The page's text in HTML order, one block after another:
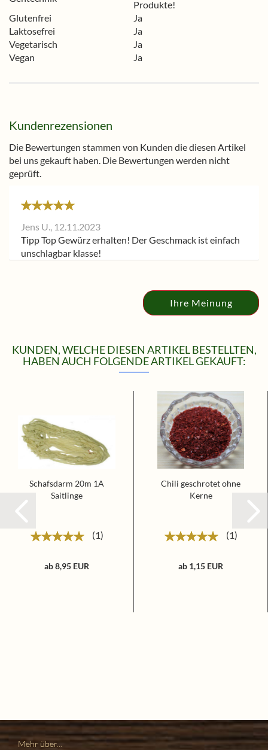
Produkte!
Glutenfrei
Ja
Laktosefrei
Ja
Vegetarisch
Ja
Vegan
Ja
Kundenrezensionen
Die Bewertungen stammen von Kunden die diesen Artikel
bei uns gekauft haben. Die Bewertungen werden nicht
geprüft.
Jens U., 12.11.2023
Tipp Top Gewürz erhalten! Der Geschmack ist einfach
unschlagbar klasse!
Ihre Meinung
KUNDEN, WELCHE DIESEN ARTIKEL BESTELLTEN,
HABEN AUCH FOLGENDE ARTIKEL GEKAUFT:
Schafsdarm 20m 1A
Saitlinge
1
ab 8,95 EUR
Chili geschrotet ohne
Kerne
1
ab 1,15 EUR
Mehr über...